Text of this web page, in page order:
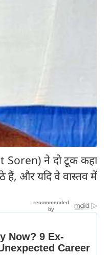
Soren) ने दो टूक कहा
हैं, और यदि वे वास्तव में